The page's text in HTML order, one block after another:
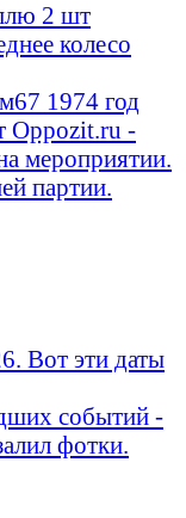
2 шт
колесо
1974 год
Oppozit.ru -
мероприятии.
партии.
Вот эти даты
событий -
фотки.